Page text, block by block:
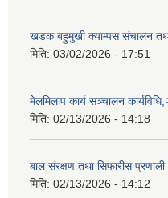
खडक बहुमुखी क्याम्पस संचालन
मिति: 03/02/2026 - 17:51
मेलमिलाप कार्य सञ्चालन
मिति: 02/13/2026 - 14:18
बाल संरक्षण तथा सिफारीस प्रणाली
मिति: 02/13/2026 - 14:12